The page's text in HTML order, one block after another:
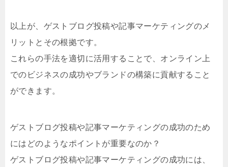
以上が、ゲストブログ投稿や記事マーケティングのメ
リットとその根拠です。
これらの手法を適切に活用することで、オンライン上
でのビジネスの成功やブランドの構築に貢献すること
ができます。
ゲストブログ投稿や記事マーケティングの成功のため
にはどのようなポイントが重要なのか？
ゲストブログ投稿や記事マーケティングの成功には、